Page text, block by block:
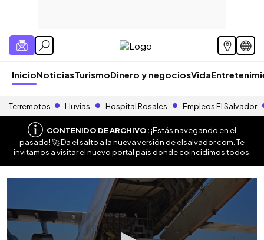
InicioNoticiasTurismoDinero y negociosVida
Terremotos Lluvias Hospital Rosales Empleos El Salvador
CONTENIDO DE ARCHIVO:¡Estás navegando en el
pasado! 🚀 Da el salto a la nueva versión deelsalvador.com . Te
invitamos a visitar el nuevo portal país donde coincidimos todos.